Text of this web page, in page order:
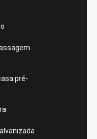
pré-